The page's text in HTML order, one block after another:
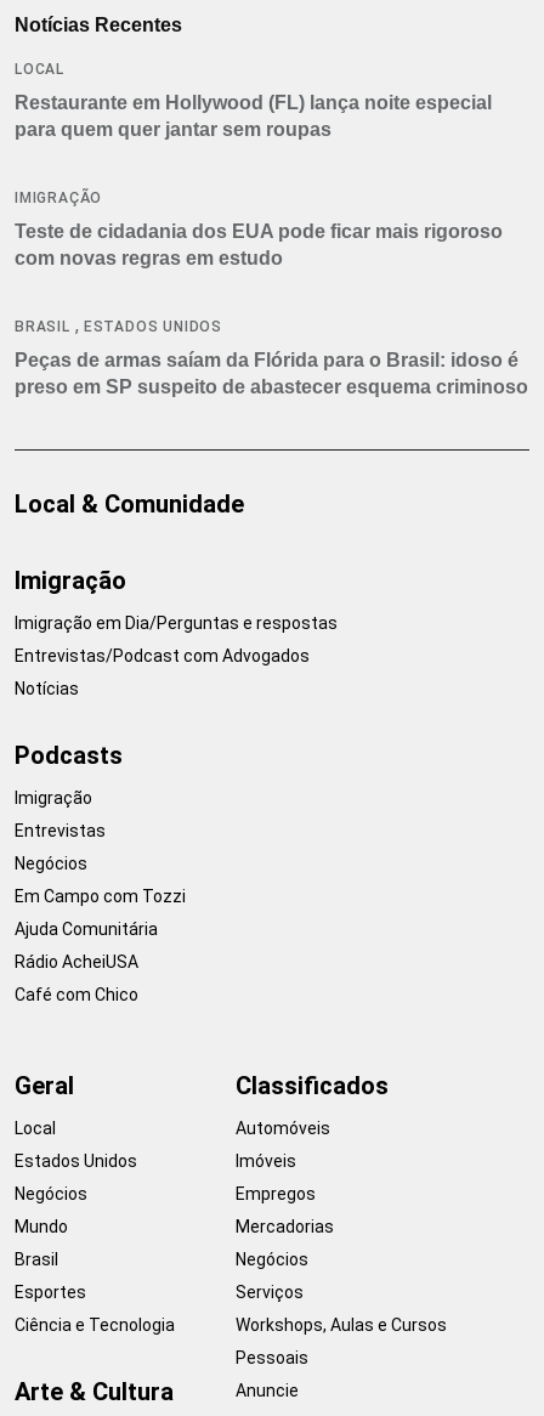
Notícias Recentes
LOCAL
Restaurante em Hollywood (FL) lança noite especial
para quem quer jantar sem roupas
IMIGRAÇÃO
Teste de cidadania dos EUA pode ficar mais rigoroso
com novas regras em estudo
BRASIL , ESTADOS UNIDOS
Peças de armas saíam da Flórida para o Brasil: idoso é
preso em SP suspeito de abastecer esquema criminoso
Local & Comunidade
Imigração
Imigração em Dia/Perguntas e respostas
Entrevistas/Podcast com Advogados
Notícias
Podcasts
Imigração
Entrevistas
Negócios
Em Campo com Tozzi
Ajuda Comunitária
Rádio AcheiUSA
Café com Chico
Geral
Local
Estados Unidos
Negócios
Mundo
Brasil
Esportes
Ciência e Tecnologia
Arte & Cultura
Classificados
Automóveis
Imóveis
Empregos
Mercadorias
Negócios
Serviços
Workshops, Aulas e Cursos
Pessoais
Anuncie